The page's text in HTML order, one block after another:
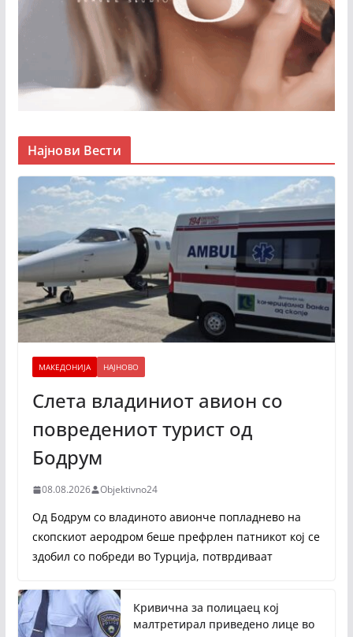
Најнови Вести
МАКЕДОНИЈА НАЈНОВО
Слета владиниот авион со
повредениот турист од
Бодрум
08.08.2026 Objektivno24
Од Бодрум со владиното авионче попладнево на
скопскиот аеродром беше префрлен патникот кој се
здобил со побреди во Турција, потврдиваат
Кривична за полицаец кој
малтретирал приведено лице во